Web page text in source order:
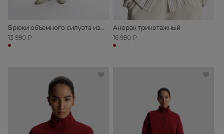
Брюки объемного силуэта из
футера
13 990 ₽
Анорак трикотажный
16 990 ₽